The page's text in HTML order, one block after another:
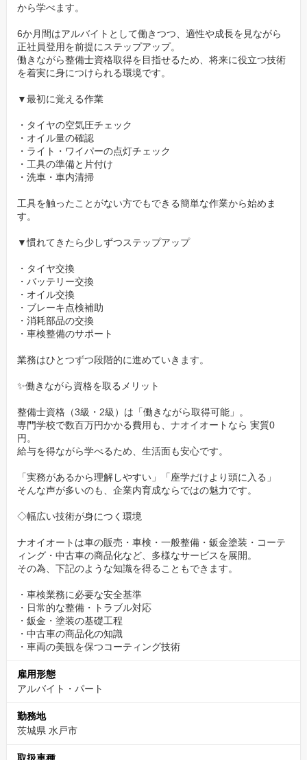
グ・中古車再生など、
そのため、1社にいながら以下のように幅広い技術に触れられま
す。
・一般整備の基礎と応用
・鈑金塗装の補助業務
・中古車の商品化
・カーケアの専門技術（コーティングなど）
未経験者が自分の適性を見つけやすく、
らではのメリット。
✨【一人にしない、させない】安心のメンター制度
と、温かいチームワーク。
入社後は、経験豊富な先輩がマンツーマンであなたを指導する
「メンター制度」があるので、実務未経験でも安心です。
「こんなこと聞いたら怒られるかな…」なんて心配は一切不要。
私たちの文化です。
✨安定した経営基盤で将来も安心
創業1977年のナオイオートは、地域から高い信頼を得ており、
・長期で働きたい
・地元で安心できる職場を探している
そんな方にとって、安心してキャリアを描ける会社です。
から学べます。
6か月間はアルバイトとして働きつつ、適性や成長を見ながら
正社員登用を前提にステップアップ。
働きながら整備士資格取得を目指せるため、将来に役立つ技術
を着実に身につけられる環境です。
▼最初に覚える作業
・タイヤの空気圧チェック
・オイル量の確認
・ライト・ワイパーの点灯チェック
・工具の準備と片付け
・洗車・車内清掃
工具を触ったことがない方でもできる簡単な作業から始めま
す。
▼慣れてきたら少しずつステップアップ
・タイヤ交換
・バッテリー交換
・オイル交換
・ブレーキ点検補助
・消耗部品の交換
・車検整備のサポート
業務はひとつずつ段階的に進めていきます。
✨働きながら資格を取るメリット
整備士資格（3級・2級）は「働きながら取得可能」。
専門学校で数百万円かかる費用も、ナオイオートなら 実質0
円。
給与を得ながら学べるため、生活面も安心です。
「実務があるから理解しやすい」「座学だけより頭に入る」
そんな声が多いのも、企業内育成ならではの魅力です。
◇幅広い技術が身につく環境
ナオイオートは車の販売・車検・一般整備・鈑金塗装・コーテ
ィング・中古車の商品化など、多様なサービスを展開。
その為、下記のような知識を得ることもできます。
・車検業務に必要な安全基準
・日常的な整備・トラブル対応
・鈑金・塗装の基礎工程
・中古車の商品化の知識
・車両の美観を保つコーティング技術
雇用形態
アルバイト・パート
勤務地
茨城県 水戸市